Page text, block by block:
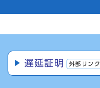
遅延証明 外部リンク